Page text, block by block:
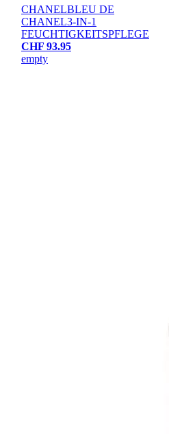
CHANELBLEU DE
CHANEL3-IN-1
FEUCHTIGKEITSPFLEGE
CHF 93.95
empty